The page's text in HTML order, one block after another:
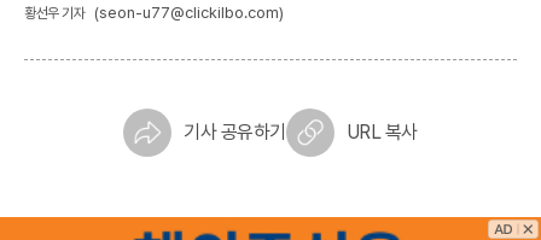
황선우 기자 (seon-u77@clickilbo.com)
기사 공유하기 URL 복사